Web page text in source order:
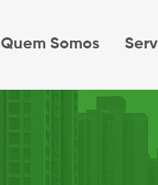
Quem Somos